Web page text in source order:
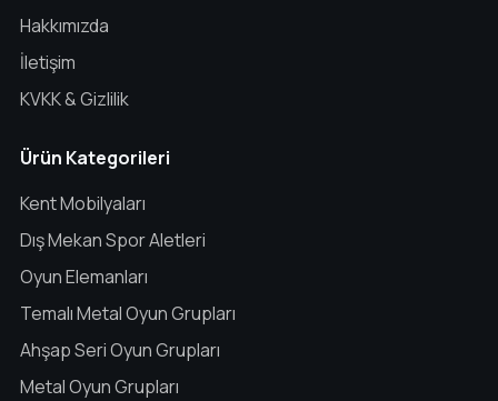
Hakkımızda
İletişim
KVKK & Gizlilik
Ürün Kategorileri
Kent Mobilyaları
Dış Mekan Spor Aletleri
Oyun Elemanları
Temalı Metal Oyun Grupları
Ahşap Seri Oyun Grupları
Metal Oyun Grupları